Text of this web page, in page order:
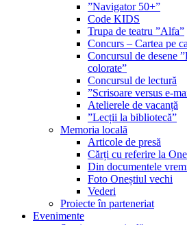
”Navigator 50+”
Code KIDS
Trupa de teatru ”Alfa”
Concurs – Cartea pe
Concursul de desene
colorate”
Concursul de lectură
”Scrisoare versus e-
Atelierele de vacanță
”Lecții la bibliotecă”
Memoria locală
Articole de presă
Cărți cu referire la
Din documentele
Foto Oneștiul vechi
Vederi
Proiecte în parteneriat
Evenimente